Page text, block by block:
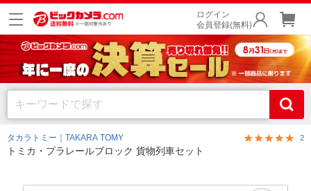
ログイン
会員登録(無料)
タカラトミー｜TAKARA TOMY 2
トミカ・プラレールブロック 貨物列車セット